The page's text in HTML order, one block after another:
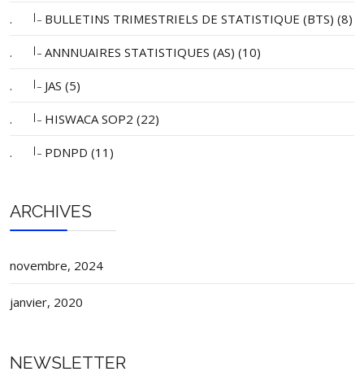
. |_ BULLETINS TRIMESTRIELS DE STATISTIQUE (BTS) (8)
. |_ ANNNUAIRES STATISTIQUES (AS) (10)
. |_ JAS (5)
. |_ HISWACA SOP2 (22)
. |_ PDNPD (11)
ARCHIVES
novembre, 2024
janvier, 2020
NEWSLETTER